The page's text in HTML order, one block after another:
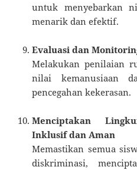
untuk menyebarkan
menarik dan efektif.
Evaluasi dan
Melakukan penilaian
nilai kemanusiaan
pencegahan kekerasan.
Menciptakan
Inklusif dan Aman
Memastikan semua
diskriminasi,